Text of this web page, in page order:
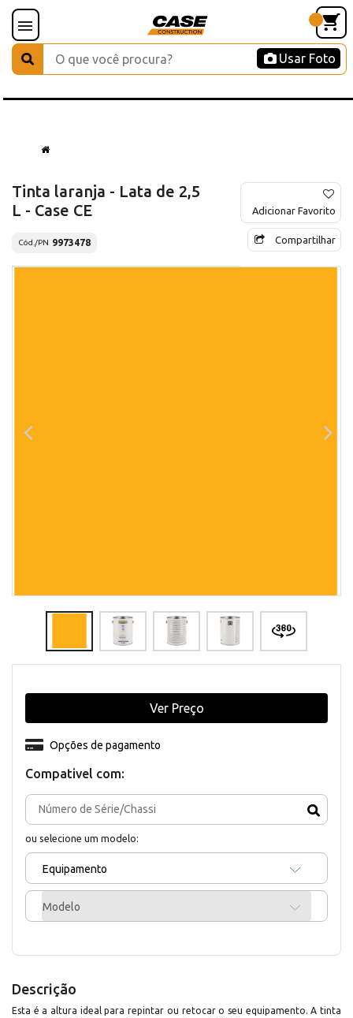
Usar Foto
Tinta laranja - Lata de 2,5
L - Case CE
Cód./PN 9973478
Adicionar Favorito
Compartilhar
Compativel com:
ou selecione um modelo:
Equipamento
Modelo
Opções de pagamento
Ver Preço
Descrição
Esta é a altura ideal para repintar ou retocar o seu equipamento. A tinta